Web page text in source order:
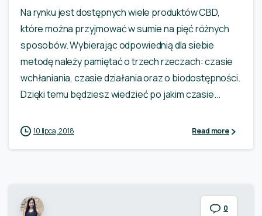
Na rynku jest dostępnych wiele produktów CBD,
które można przyjmować w sumie na pięć różnych
sposobów. Wybierając odpowiednią dla siebie
metodę należy pamiętać o trzech rzeczach: czasie
wchłaniania, czasie działania oraz o biodostępności.
Dzięki temu będziesz wiedzieć po jakim czasie...
10 lipca, 2018 Read more
0